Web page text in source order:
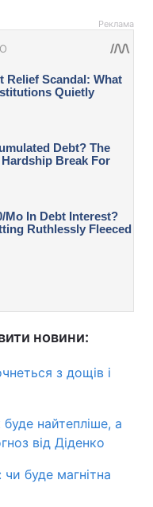
Реклама
новини:
з дощів і
буде найтепліше, а
від Діденко
буде магнітна